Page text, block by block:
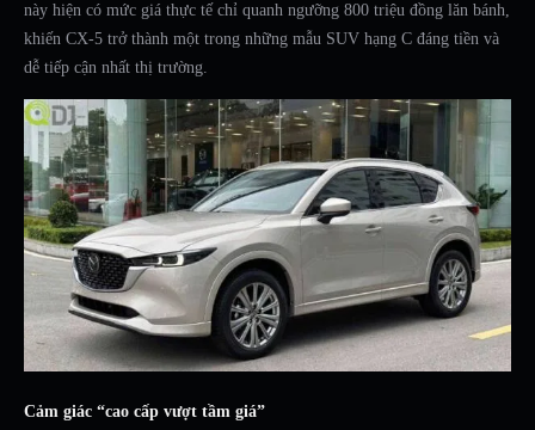
này hiện có mức giá thực tế chỉ quanh ngưỡng 800 triệu đồng lăn bánh,
khiến CX-5 trở thành một trong những mẫu SUV hạng C đáng tiền và
dễ tiếp cận nhất thị trường.
Cảm giác “cao cấp vượt tầm giá”